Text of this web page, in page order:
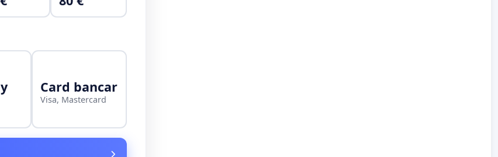
Card bancar
Visa, Mastercard